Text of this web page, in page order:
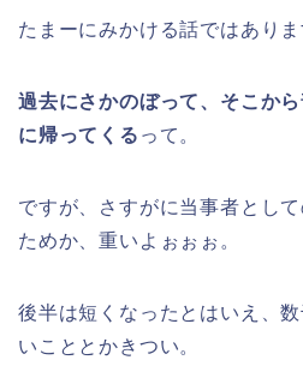
ためか、重いよぉぉぉ。
後半は短くなったとはいえ、
いこととかきつい。